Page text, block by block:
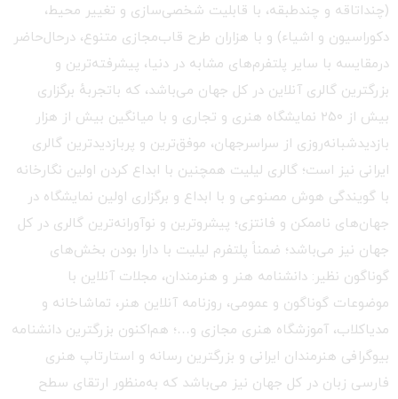
(چنداتاقه و چندطبقه، با قابلیت شخصی‌سازی و تغییر محیط،
دکوراسیون و اشیاء) و با هزاران طرح قاب‌مجازی متنوع، درحال‌حاضر
درمقایسه با سایر پلتفرم‌های مشابه در دنیا، پیشرفته‌ترین و
بزرگترین گالری آنلاین در کل جهان می‌باشد، که باتجربهٔ برگزاری
بیش از ۲۵۰ نمایشگاه هنری و تجاری و با میانگین بیش از هزار
بازدیدشبانه‌روزی از سراسرجهان، موفق‌ترین و پربازدیدترین گالری
ایرانی نیز است؛ گالری لیلیت همچنین با ابداع کردن اولین نگارخانه
با گویندگی هوش مصنوعی و با ابداع و برگزاری اولین نمایشگاه در
جهان‌های ناممکن و فانتزی؛ پیشروترین و نوآورانه‌ترین گالری در کل
جهان نیز می‌باشد؛ ضمناً پلتفرم لیلیت با دارا بودن بخش‌های
گوناگون نظیر: دانشنامه هنر و هنرمندان، مجلات آنلاین با
موضوعات گوناگون و عمومی، روزنامه آنلاین هنر، تماشاخانه و
مدیاکلاب، آموزشگاه هنری مجازی و…؛ هم‌اکنون بزرگترین دانشنامه
بیوگرافی هنرمندان ایرانی و بزرگترین رسانه و استارتاپ هنری
فارسی زبان در کل جهان نیز می‌باشد که به‌منظور ارتقای سطح